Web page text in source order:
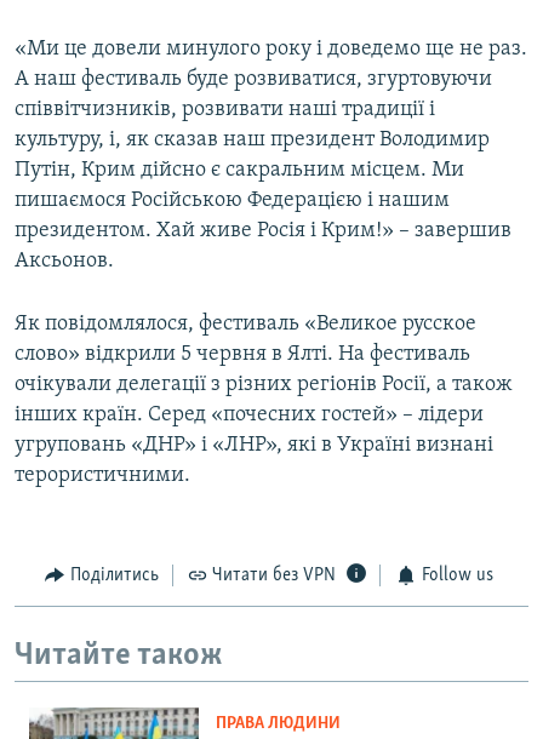
«Ми це довели минулого року і доведемо ще не раз.
А наш фестиваль буде розвиватися, згуртовуючи
співвітчизників, розвивати наші традиції і
культуру, і, як сказав наш президент Володимир
Путін, Крим дійсно є сакральним місцем. Ми
пишаємося Російською Федерацією і нашим
президентом. Хай живе Росія і Крим!» – завершив
Аксьонов.​
Як повідомлялося, фестиваль «Великое русское
слово» відкрили 5 червня в Ялті. На фестиваль
очікували делегації з різних регіонів Росії, а також
інших країн. Серед «почесних гостей» – лідери
угруповань «ДНР» і «ЛНР», які в Україні визнані
терористичними.
Поділитись Читати без VPN Follow us
Читайте також
ПРАВА ЛЮДИНИ